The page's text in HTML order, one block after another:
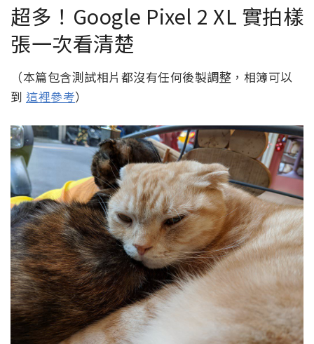
超多！Google Pixel 2 XL 實拍樣
張一次看清楚
（本篇包含測試相片都沒有任何後製調整，相簿可以
到 這裡參考）